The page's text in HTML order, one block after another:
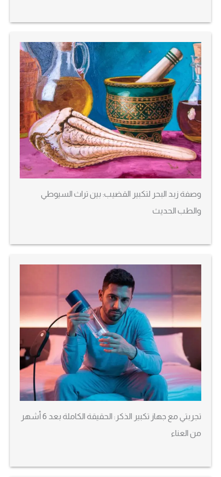
وصفة زبد البحر لتكبير القضيب: بين تراث السيوطي
والطب الحديث
تجربتي مع جهاز تكبير الذكر: الحقيقة الكاملة بعد 6 أشهر
من العناء